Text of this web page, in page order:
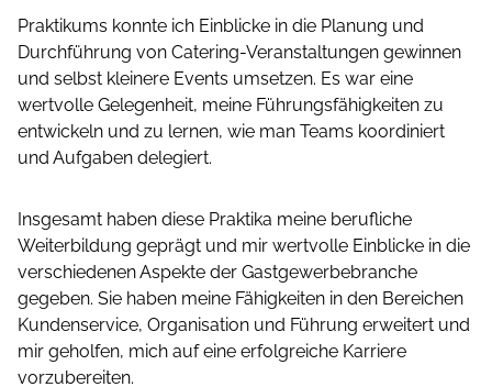
Praktikums konnte ich Einblicke in die Planung und
Durchführung von Catering-Veranstaltungen gewinnen
und selbst kleinere Events umsetzen. Es war eine
wertvolle Gelegenheit, meine Führungsfähigkeiten zu
entwickeln und zu lernen, wie man Teams koordiniert
und Aufgaben delegiert.
Insgesamt haben diese Praktika meine berufliche
Weiterbildung geprägt und mir wertvolle Einblicke in die
verschiedenen Aspekte der Gastgewerbebranche
gegeben. Sie haben meine Fähigkeiten in den Bereichen
Kundenservice, Organisation und Führung erweitert und
mir geholfen, mich auf eine erfolgreiche Karriere
vorzubereiten.